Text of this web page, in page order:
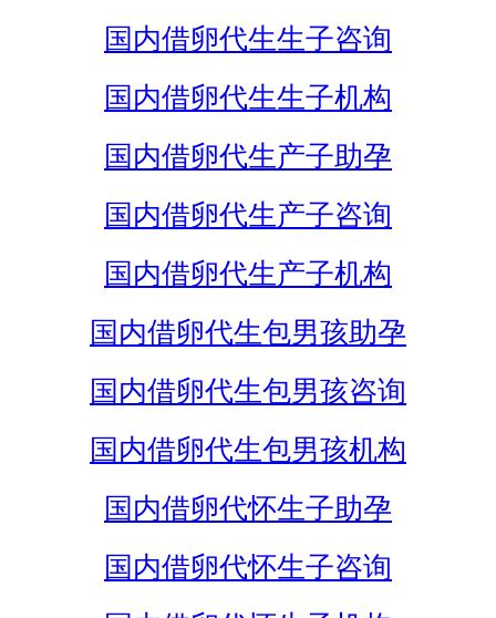
国内借卵代生生子咨询
国内借卵代生生子机构
国内借卵代生产子助孕
国内借卵代生产子咨询
国内借卵代生产子机构
国内借卵代生包男孩助孕
国内借卵代生包男孩咨询
国内借卵代生包男孩机构
国内借卵代怀生子助孕
国内借卵代怀生子咨询